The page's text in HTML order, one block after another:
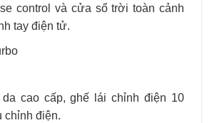
control và cửa sổ trời toàn cảnh
tay điện tử.
cao cấp, ghế lái chỉnh điện 10
chỉnh điện.